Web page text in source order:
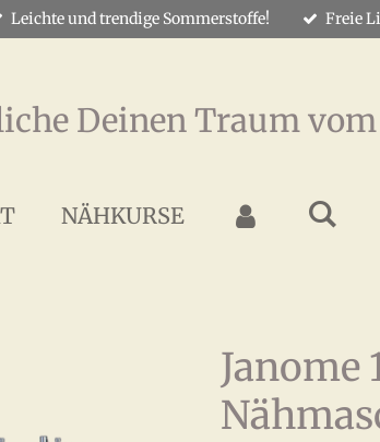
Leichte und trendige Sommerstoffe! Freie
Deinen Traum
NÄHKURSE
Janome